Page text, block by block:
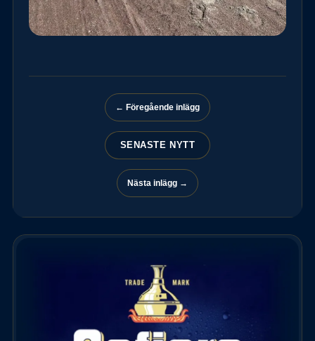
← Föregående inlägg
SENASTE NYTT
Nästa inlägg →